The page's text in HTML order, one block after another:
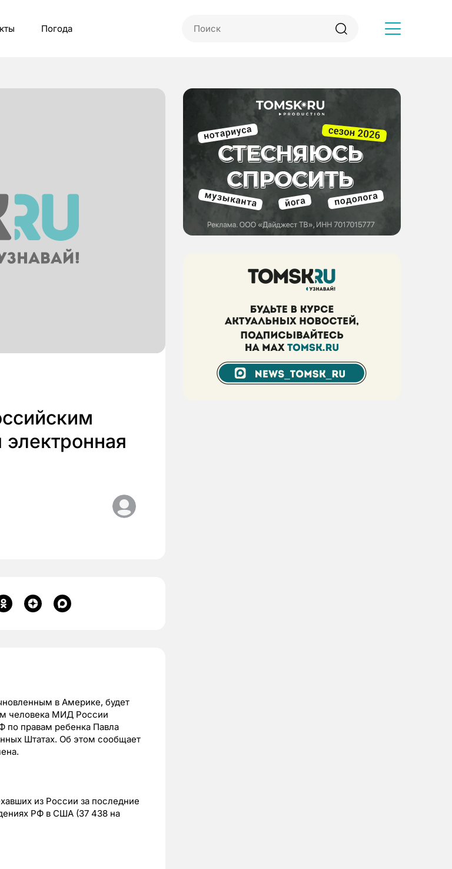
Погода
в Америке, будет
человека МИД России
по правам ребенка Павла
Штатах. Об этом сообщает
из России за последние
РФ в США (37 438 на